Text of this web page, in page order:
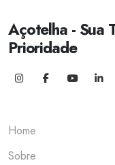
Açotelha - Sua
Prioridade
Home
Sobre